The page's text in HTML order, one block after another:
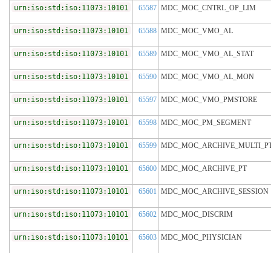
urn:iso:std:iso:11073:10101 65587 MDC_MOC_CNTRL_OP_LIM
urn:iso:std:iso:11073:10101 65588 MDC_MOC_VMO_AL
urn:iso:std:iso:11073:10101 65589 MDC_MOC_VMO_AL_STAT
urn:iso:std:iso:11073:10101 65590 MDC_MOC_VMO_AL_MON
urn:iso:std:iso:11073:10101 65597 MDC_MOC_VMO_PMSTORE
urn:iso:std:iso:11073:10101 65598 MDC_MOC_PM_SEGMENT
urn:iso:std:iso:11073:10101 65599
urn:iso:std:iso:11073:10101 65600 MDC_MOC_ARCHIVE_PT
urn:iso:std:iso:11073:10101 65601 MDC_MOC_ARCHIVE_SESSION
urn:iso:std:iso:11073:10101 65602 MDC_MOC_DISCRIM
urn:iso:std:iso:11073:10101 65603 MDC_MOC_PHYSICIAN